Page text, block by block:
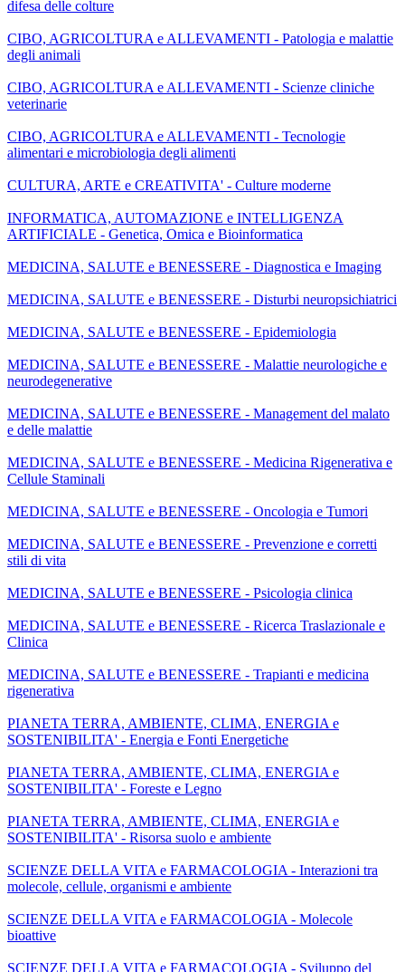
difesa delle colture
CIBO, AGRICOLTURA e ALLEVAMENTI - Patologia e malattie
degli animali
CIBO, AGRICOLTURA e ALLEVAMENTI - Scienze cliniche
veterinarie
CIBO, AGRICOLTURA e ALLEVAMENTI - Tecnologie
alimentari e microbiologia degli alimenti
CULTURA, ARTE e CREATIVITA' - Culture moderne
INFORMATICA, AUTOMAZIONE e INTELLIGENZA
ARTIFICIALE - Genetica, Omica e Bioinformatica
MEDICINA, SALUTE e BENESSERE - Diagnostica e Imaging
MEDICINA, SALUTE e BENESSERE - Disturbi neuropsichiatrici
MEDICINA, SALUTE e BENESSERE - Epidemiologia
MEDICINA, SALUTE e BENESSERE - Malattie neurologiche e
neurodegenerative
MEDICINA, SALUTE e BENESSERE - Management del malato
e delle malattie
MEDICINA, SALUTE e BENESSERE - Medicina Rigenerativa e
Cellule Staminali
MEDICINA, SALUTE e BENESSERE - Oncologia e Tumori
MEDICINA, SALUTE e BENESSERE - Prevenzione e corretti
stili di vita
MEDICINA, SALUTE e BENESSERE - Psicologia clinica
MEDICINA, SALUTE e BENESSERE - Ricerca Traslazionale e
Clinica
MEDICINA, SALUTE e BENESSERE - Trapianti e medicina
rigenerativa
PIANETA TERRA, AMBIENTE, CLIMA, ENERGIA e
SOSTENIBILITA' - Energia e Fonti Energetiche
PIANETA TERRA, AMBIENTE, CLIMA, ENERGIA e
SOSTENIBILITA' - Foreste e Legno
PIANETA TERRA, AMBIENTE, CLIMA, ENERGIA e
SOSTENIBILITA' - Risorsa suolo e ambiente
SCIENZE DELLA VITA e FARMACOLOGIA - Interazioni tra
molecole, cellule, organismi e ambiente
SCIENZE DELLA VITA e FARMACOLOGIA - Molecole
bioattive
SCIENZE DELLA VITA e FARMACOLOGIA - Sviluppo del